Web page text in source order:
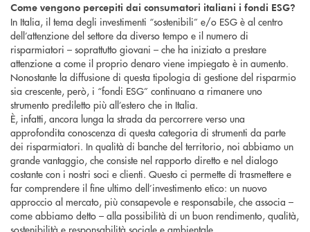
Come vengono percepiti dai consumatori italiani i fondi ESG?
In Italia, il tema degli investimenti “sostenibili” e/o ESG è al centro
dell’attenzione del settore da diverso tempo e il numero di
risparmiatori – soprattutto giovani – che ha iniziato a prestare
attenzione a come il proprio denaro viene impiegato è in aumento.
Nonostante la diffusione di questa tipologia di gestione del risparmio
sia crescente, però, i “fondi ESG” continuano a rimanere uno
strumento prediletto più all’estero che in Italia.
È, infatti, ancora lunga la strada da percorrere verso una
approfondita conoscenza di questa categoria di strumenti da parte
dei risparmiatori. In qualità di banche del territorio, noi abbiamo un
grande vantaggio, che consiste nel rapporto diretto e nel dialogo
costante con i nostri soci e clienti. Questo ci permette di trasmettere e
far comprendere il fine ultimo dell’investimento etico: un nuovo
approccio al mercato, più consapevole e responsabile, che associa –
come abbiamo detto – alla possibilità di un buon rendimento, qualità,